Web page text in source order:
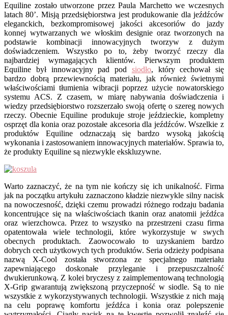
Equiline zostało utworzone przez Paula Marchetto we wczesnych
latach 80’. Misją przedsiębiorstwa jest produkowanie dla jeźdźców
eleganckich, bezkompromisowej jakości akcesoriów do jazdy
konnej wytwarzanych we włoskim designie oraz tworzonych na
podstawie kombinacji innowacyjnych tworzyw z dużym
doświadczeniem. Wszystko po to, żeby tworzyć rzeczy dla
najbardziej wymagających klientów. Pierwszym produktem
Equiline był innowacyjny pad pod siodło, który cechował się
bardzo dobrą przewiewnością materiału, jak również świetnymi
właściwościami tłumienia wibracji poprzez użycie nowatorskiego
systemu ACS. Z czasem, w miarę nabywania doświadczenia i
wiedzy przedsiębiorstwo rozszerzało swoją ofertę o szereg nowych
rzeczy. Obecnie Equiline produkuje stroje jeździeckie, kompletny
osprzęt dla konia oraz pozostałe akcesoria dla jeźdźców. Wszelkie z
produktów Equiline odznaczają się bardzo wysoką jakością
wykonania i zastosowaniem innowacyjnych materiałów. Sprawia to,
że produkty Equiline są niezwykle ekskluzywne.
Warto zaznaczyć, że na tym nie kończy się ich unikalność. Firma
jak na początku artykułu zaznaczono kładzie niezwykle silny nacisk
na nowoczesność, dzięki czemu prowadzi różnego rodzaju badania
koncentrujące się na właściwościach tkanin oraz anatomii jeźdźca
oraz wierzchowca. Przez to wszystko na przestrzeni czasu firma
opatentowała wiele technologii, które wykorzystuje w swych
obecnych produktach. Zaowocowało to uzyskaniem bardzo
dobrych cech użytkowych tych produktów. Seria odzieży podpisana
nazwą X-Cool została stworzona ze specjalnego materiału
zapewniającego doskonałe przyleganie i przepuszczalność
dwukierunkową. Z kolei bryczesy z zaimplementowaną technologią
X-Grip gwarantują zwiększoną przyczepność w siodle. Są to nie
wszystkie z wykorzystywanych technologii. Wszystkie z nich mają
na celu poprawę komfortu jeźdźca i konia oraz polepszenie